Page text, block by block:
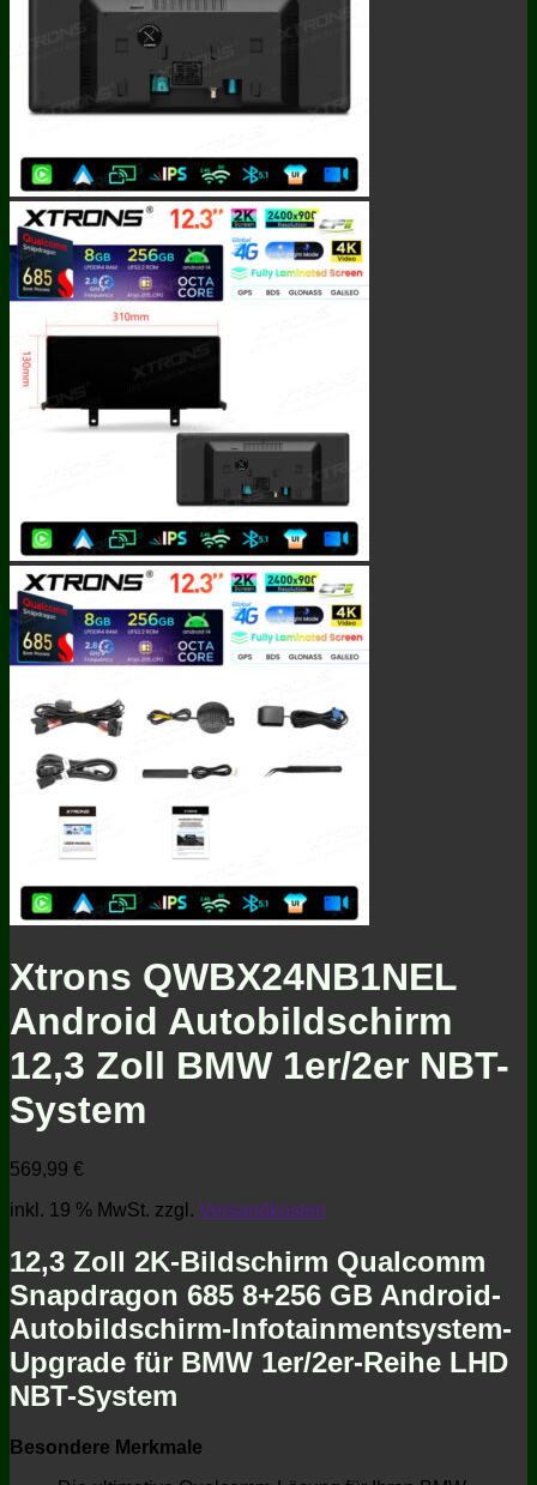
Xtrons QWBX24NB1NEL
Android Autobildschirm
12,3 Zoll BMW 1er/2er NBT-
System
569,99 €
inkl. 19 % MwSt. zzgl. Versandkosten
12,3 Zoll 2K-Bildschirm Qualcomm
Snapdragon 685 8+256 GB Android-
Autobildschirm-Infotainmentsystem-
Upgrade für BMW 1er/2er-Reihe LHD
NBT-System
Besondere Merkmale